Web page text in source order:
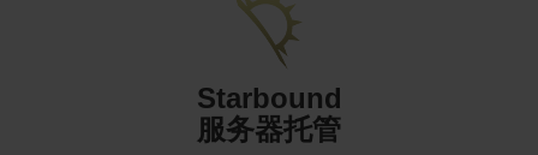
Starbound
服务器托管